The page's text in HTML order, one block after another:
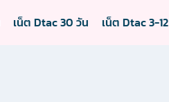
เน็ต Dtac 30 วัน เน็ต Dtac 3-